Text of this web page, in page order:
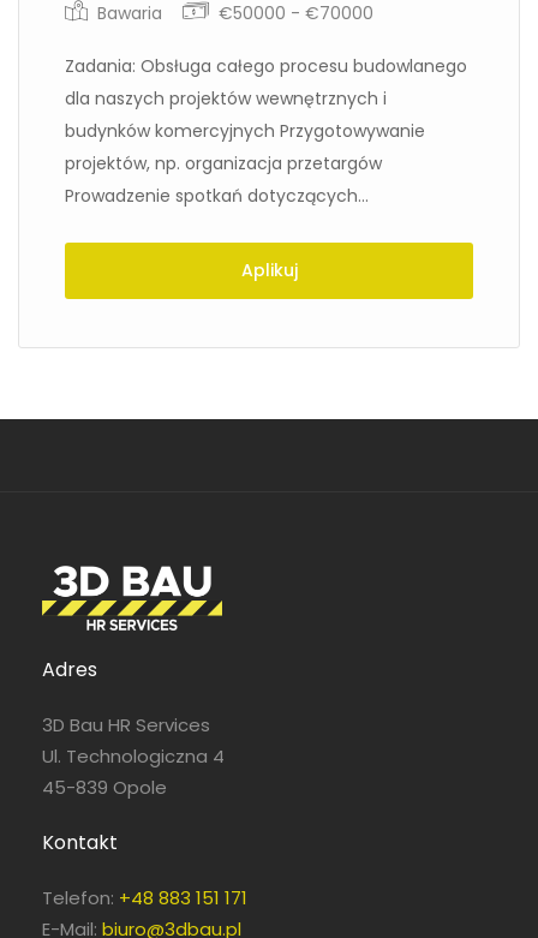
Bawaria €50000 - €70000
Zadania: Obsługa całego procesu budowlanego
dla naszych projektów wewnętrznych i
budynków komercyjnych Przygotowywanie
projektów, np. organizacja przetargów
Prowadzenie spotkań dotyczących...
Aplikuj
Adres
3D Bau HR Services
Ul. Technologiczna 4
45-839 Opole
Kontakt
Telefon: +48 883 151 171
E-Mail: biuro@3dbau.pl